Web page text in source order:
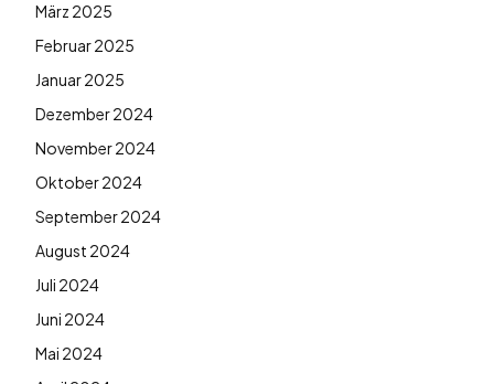
März 2025
Februar 2025
Januar 2025
Dezember 2024
November 2024
Oktober 2024
September 2024
August 2024
Juli 2024
Juni 2024
Mai 2024